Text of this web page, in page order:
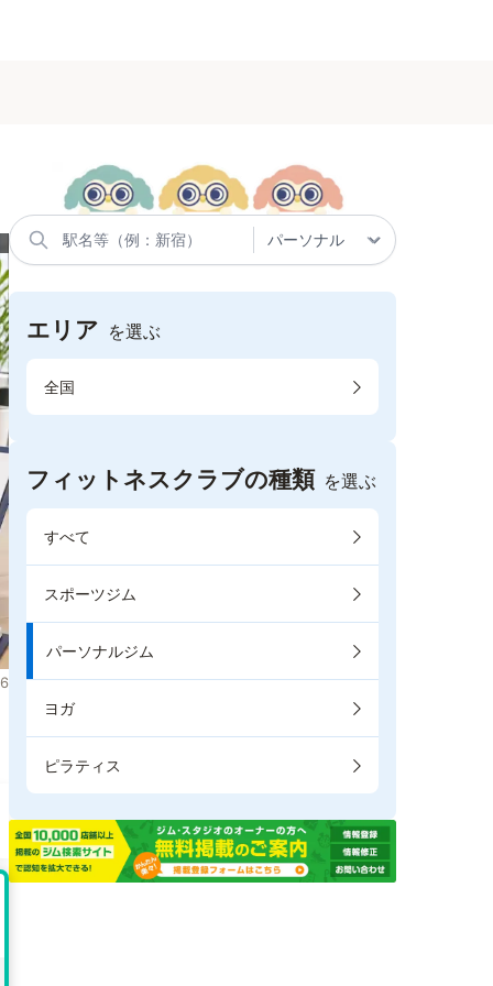
エリア を選ぶ
全国
フィットネスクラブの種類 を選ぶ
すべて
スポーツジム
パーソナルジム
ヨガ
ピラティス